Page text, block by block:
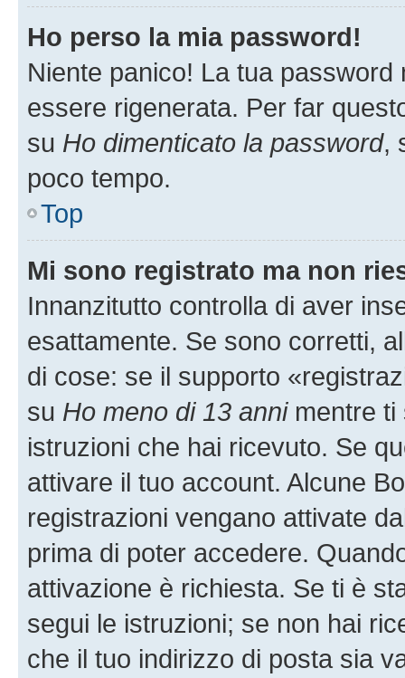
Ho perso la mia password!
Niente panico! La tua
essere rigenerata. Per far
su Ho dimenticato la password,
poco tempo.
Top
Mi sono registrato ma non
Innanzitutto controlla di aver
esattamente. Se sono corretti,
di cose: se il supporto
su Ho meno di 13 annimentre ti
istruzioni che hai ricevuto. Se
attivare il tuo account. Alcune
registrazioni vengano attivate
prima di poter accedere.
attivazione è richiesta. Se ti è
segui le istruzioni; se non hai
che il tuo indirizzo di posta sia